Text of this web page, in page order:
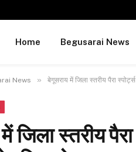
Home Begusarai News
News » बेगूसराय में जिला स्तरीय पैरा
जिला स्तरीय